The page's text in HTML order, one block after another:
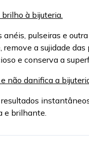
à bijuteria.
pulseiras e
a sujidade
e conserva a
não danifica a
e brilhante.